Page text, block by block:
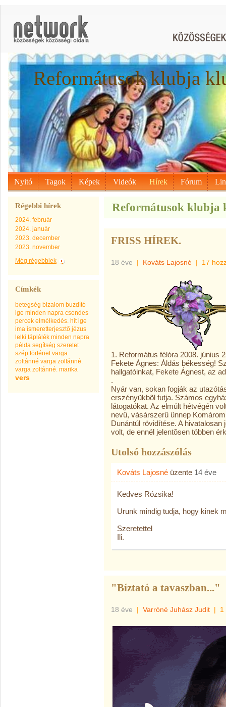
Reformátusok klubja
Nyitó Tagok Képek Videók Hírek Fórum
Régebbi hírek
2024. február
2024. január
2023. december
2023. november
Még régebbiek
Címkék
betegség bizalom buzdító
ige minden napra csendes
percek elmélkedés. hit ige
ima ismeretterjesztő jézus
lelki táplálék minden napra
példa segítség szeretet
szép történet varga
zoltánné varga zoltánné.
varga zoltánné. marika
vers
Reformátusok klubja
FRISS HÍREK.
18 éve | Kováts Lajosné | 17
1. Református félóra 2008. június
Fekete Ágnes: Áldás békesség!
hallgatóinkat, Fekete Ágnest, az
.
Nyár van, sokan fogják az
erszényükbõl futja. Számos
látogatókat. Az elmúlt hétvégén
nevû, vásárszerû ünnep
Dunántúl rövidítése. A
volt, de ennél jelentõsen többen
Utolsó hozzászólás
Kováts Lajosné üzente 14 éve
Kedves Rózsika!
Urunk mindig tudja, hogy kinek
Szeretettel
Ili.
"Bíztató a tavaszban..."
18 éve | Varróné Juhász Judit | 1